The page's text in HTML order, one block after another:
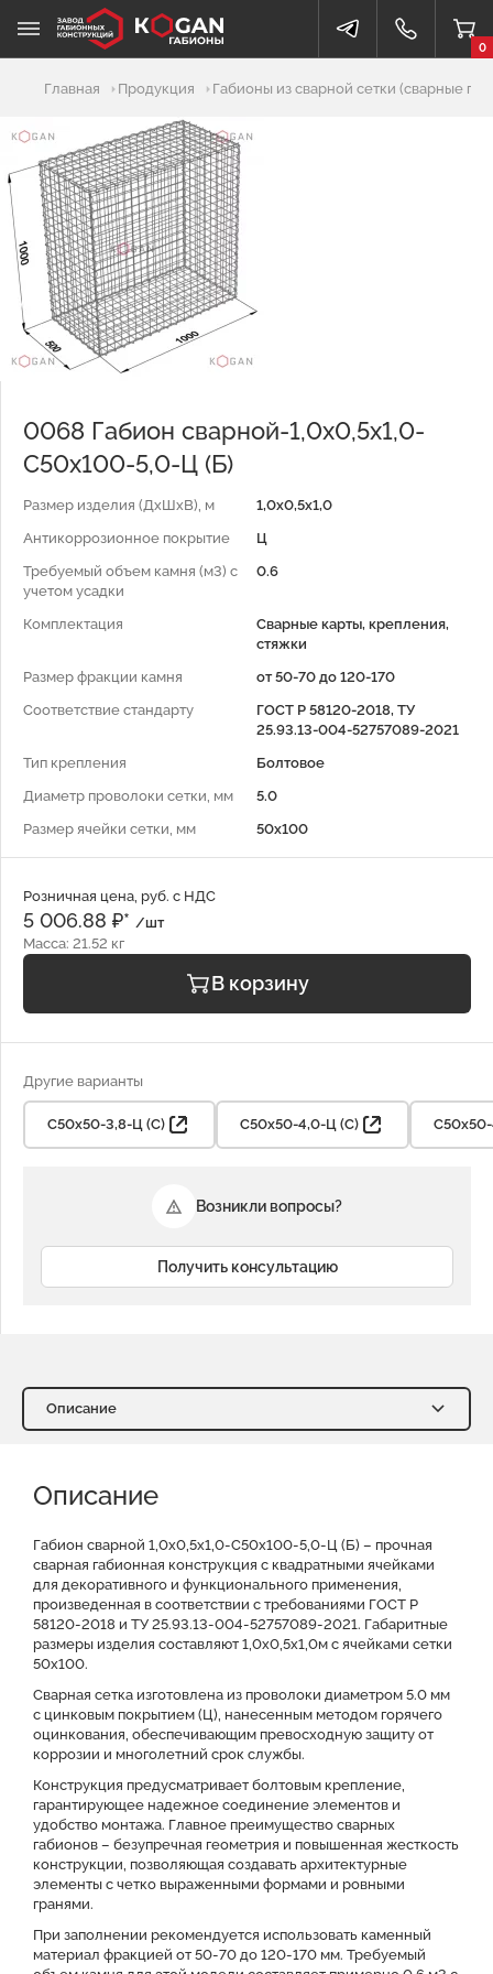
0
Добавлено в корзину
Главная Продукция Габионы из сварной сетки (сварные
0068 Габион сварной-1,0х0,5х1,0-
С50х100-5,0-Ц (Б)
Размер изделия (ДхШхВ), м
1,0х0,5х1,0
Антикоррозионное покрытие
Ц
Требуемый объем камня (м3) с
учетом усадки
0.6
Комплектация
Сварные карты, крепления,
стяжки
Размер фракции камня
от 50-70 до 120-170
Соответствие стандарту
ГОСТ Р 58120-2018, ТУ
25.93.13-004-52757089-2021
Тип крепления
Болтовое
Диаметр проволоки сетки, мм
5.0
Размер ячейки сетки, мм
50x100
Розничная цена, руб. с НДС
5 006.88 ₽* /шт
Масса: 21.52 кг
В корзину
Другие варианты
С50х50-3,8-Ц (С) С50х50-4,0-Ц (С)
Возникли вопросы?
Получить консультацию
Описание
Доставка и оплата
Преимущества Оставить заявку на КП
Файлы для скачивания
Описание
Габион сварной 1,0х0,5х1,0-С50х100-5,0-Ц (Б) – прочная
сварная габионная конструкция с квадратными ячейками
для декоративного и функционального применения,
произведенная в соответствии с требованиями ГОСТ Р
58120-2018 и ТУ 25.93.13-004-52757089-2021. Габаритные
размеры изделия составляют 1,0х0,5х1,0м с ячейками сетки
50x100.
Сварная сетка изготовлена из проволоки диаметром 5.0 мм
с цинковым покрытием (Ц), нанесенным методом горячего
оцинкования, обеспечивающим превосходную защиту от
коррозии и многолетний срок службы.
Конструкция предусматривает болтовым крепление,
гарантирующее надежное соединение элементов и
удобство монтажа. Главное преимущество сварных
габионов – безупречная геометрия и повышенная жесткость
конструкции, позволяющая создавать архитектурные
элементы с четко выраженными формами и ровными
гранями.
При заполнении рекомендуется использовать каменный
материал фракцией от 50-70 до 120-170 мм. Требуемый